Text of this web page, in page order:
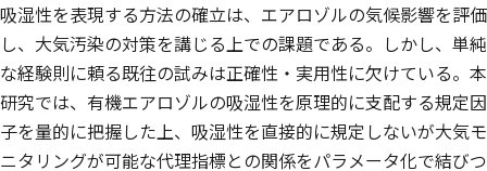
吸湿性を表現する方法の確立は、エアロゾルの気候影響を評価
し、大気汚染の対策を講じる上での課題である。しかし、単純
な経験則に頼る既往の試みは正確性・実用性に欠けている。本
研究では、有機エアロゾルの吸湿性を原理的に支配する規定因
子を量的に把握した上、吸湿性を直接的に規定しないが大気モ
ニタリングが可能な代理指標との関係をパラメータ化で結びつ